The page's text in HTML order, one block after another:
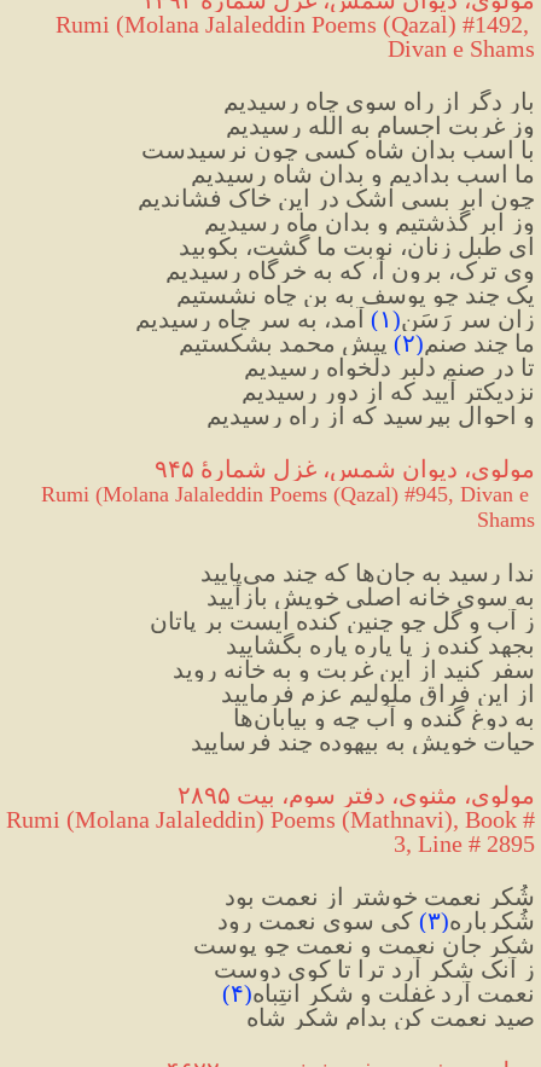
Rumi (Molana Jalaleddin Poems (Qazal) #1492,
Divan e Shams
بار دگر از راه سوی چاه رسیدیم
وز غربت اجسام به الله رسیدیم
با اسب بدان شاه کسی چون نرسیدست
ما اسب بدادیم و بدان شاه رسیدیم
چون ابر بسی اشک در این خاک فشاندیم
وز ابر گذشتیم و بدان ماه رسیدیم
ای طبل زنان، نوبت ما گشت، بکوبید
وی ترک، برون آ، که به خرگاه رسیدیم
یک چند چو یوسف به بن چاه نشستیم
زان سر رَسَن(۱) آمد، به سر چاه رسیدیم
ما چند صنم(۲) پیش محمد بشکستیم
تا در صنم دلبر دلخواه رسیدیم
نزدیکتر آیید که از دور رسیدیم
و احوال بپرسید که از راه رسیدیم
مولوی، دیوان شمس، غزل شمارهٔ ۹۴۵
Rumi (Molana Jalaleddin Poems (Qazal) #945, Divan e
Shams
ندا رسید به جان‌ها که چند می‌پایید
به سوی خانه اصلی خویش بازآیید
ز آب و گل چو چنین کنده ایست بر پاتان
بجهد کنده ز پا پاره پاره بگشایید
سفر کنید از این غربت و به خانه روید
از این فراق ملولیم عزم فرمایید
به دوغ گنده و آب چه و بیابان‌ها
حیات خویش به بیهوده چند فرسایید
مولوی، مثنوی، دفتر سوم، بیت ۲۸۹۵
Rumi (Molana Jalaleddin) Poems (Mathnavi), Book #
3, Line # 2895
شُکر نعمت خوشتر از نعمت بود
شُکرباره(۳) کی سوی نعمت رود
شکر جانِ نعمت و نعمت چو پوست
ز آنک شکر آرد ترا تا کوی دوست
نعمت آرد غفلت و شکر انتِباه(۴)
صید نعمت کن بدامِ شکر شاه